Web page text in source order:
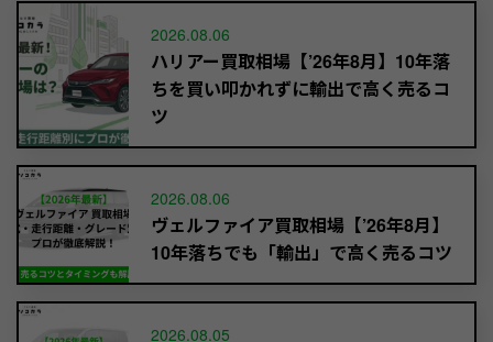
2026.08.06
ハリアー買取相場【’26年8月】10年落
ちを買い叩かれずに輸出で高く売るコ
ツ
2026.08.06
ヴェルファイア買取相場【’26年8月】
10年落ちでも「輸出」で高く売るコツ
2026.08.05